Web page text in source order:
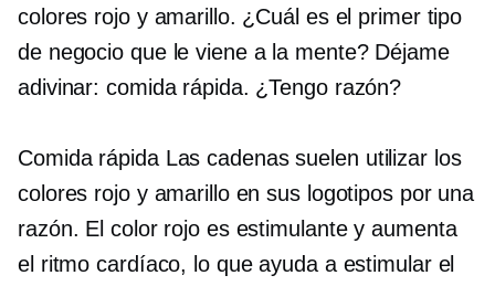
colores rojo y amarillo. ¿Cuál es el primer tipo
de negocio que le viene a la mente? Déjame
adivinar: comida rápida. ¿Tengo razón?
Comida rápidaLas cadenas suelen utilizar los
colores rojo y amarillo en sus logotipos por una
razón. El color rojo es estimulante y aumenta
el ritmo cardíaco, lo que ayuda a estimular el